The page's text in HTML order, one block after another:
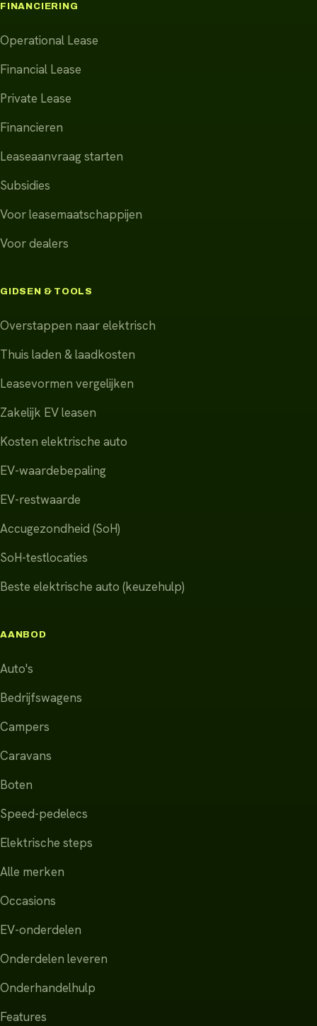
FINANCIERING
Operational Lease
Financial Lease
Private Lease
Financieren
Leaseaanvraag starten
Subsidies
Voor leasemaatschappijen
Voor dealers
GIDSEN & TOOLS
Overstappen naar elektrisch
Thuis laden & laadkosten
Leasevormen vergelijken
Zakelijk EV leasen
Kosten elektrische auto
EV-waardebepaling
EV-restwaarde
Accugezondheid (SoH)
SoH-testlocaties
Beste elektrische auto (keuzehulp)
AANBOD
Auto's
Bedrijfswagens
Campers
Caravans
Boten
Speed-pedelecs
Elektrische steps
Alle merken
Occasions
EV-onderdelen
Onderdelen leveren
Onderhandelhulp
Features